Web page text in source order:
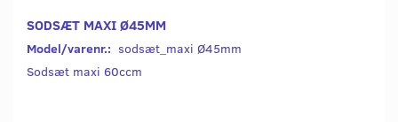
SODSÆT MAXI Ø45MM
Model/varenr.: sodsæt_maxi Ø45mm
Sodsæt maxi 60ccm